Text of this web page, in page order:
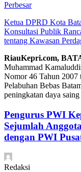
Perbesar
Ketua DPRD Kota
Konsultasi Publik
tentang Kawasan
RiauKepri.com,
Muhammad
Nomor 46 Tahun 2007
Pelabuhan Bebas
peningkatan daya
Pengurus PWI
Sejumlah
dengan PWI
Redaksi